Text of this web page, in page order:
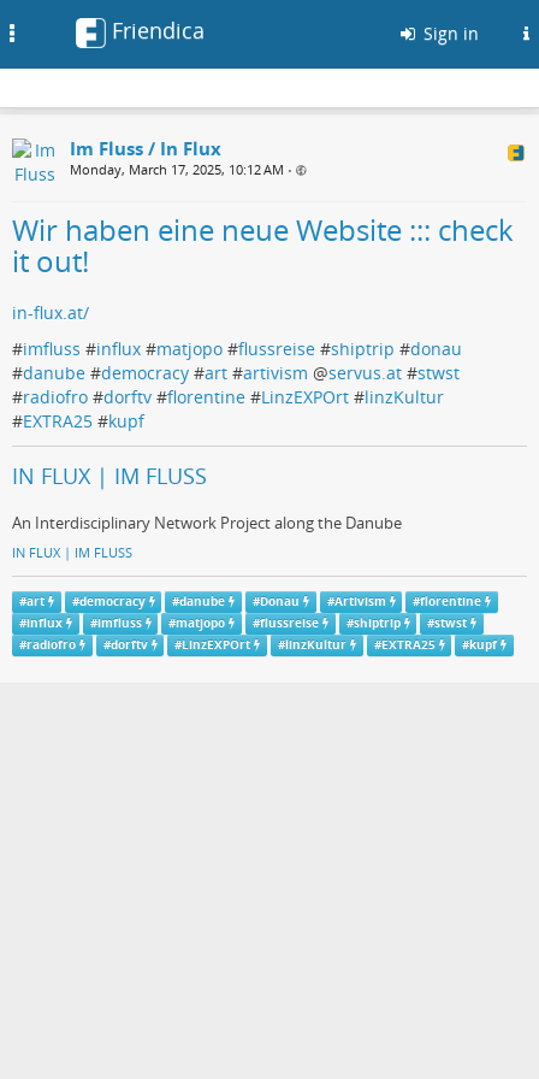
Friendica Sign in
Im Fluss / In Flux
Monday, March 17, 2025, 10:12 AM •
Wir haben eine neue Website ::: check
it out!
in-flux.at/
#imfluss #influx #matjopo #flussreise #shiptrip #donau
#danube #democracy #art #artivism @servus.at #stwst
#radiofro #dorftv #florentine #LinzEXPOrt #linzKultur
#EXTRA25 #kupf
IN FLUX | IM FLUSS
An Interdisciplinary Network Project along the Danube
IN FLUX | IM FLUSS
#art #democracy #danube #Donau #Artivism #florentine
#influx #imfluss #matjopo #flussreise #shiptrip #stwst
#radiofro #dorftv #LinzEXPOrt #linzKultur #EXTRA25 #kupf